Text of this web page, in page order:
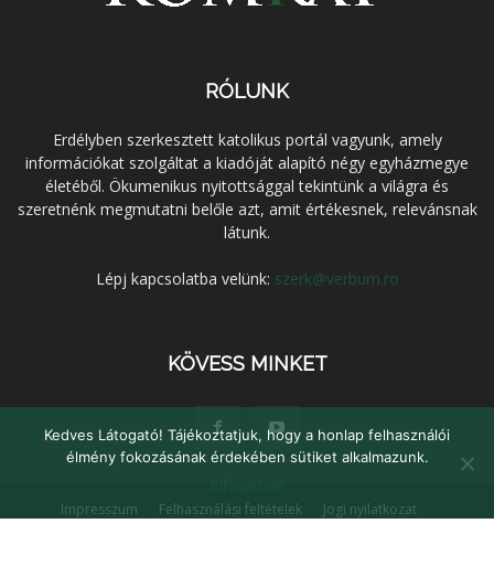
RÓLUNK
Erdélyben szerkesztett katolikus portál vagyunk, amely
információkat szolgáltat a kiadóját alapító négy egyházmegye
életéből. Ökumenikus nyitottsággal tekintünk a világra és
szeretnénk megmutatni belőle azt, amit értékesnek, relevánsnak
látunk.
Lépj kapcsolatba velünk: szerk@verbum.ro
KÖVESS MINKET
Impresszum Felhasználási feltételek
Jogi nyilatkozat
Kedves Látogató! Tájékoztatjuk, hogy a honlap felhasználói
élmény fokozásának érdekében sütiket alkalmazunk.